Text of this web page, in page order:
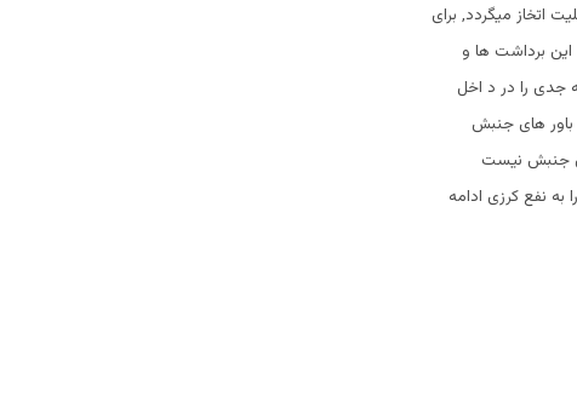
اتخاز میگردد, برای
برداشت ها و
جدی را در د اخل
های جنبش
جنبش نیست
نفع کرزی ادامه